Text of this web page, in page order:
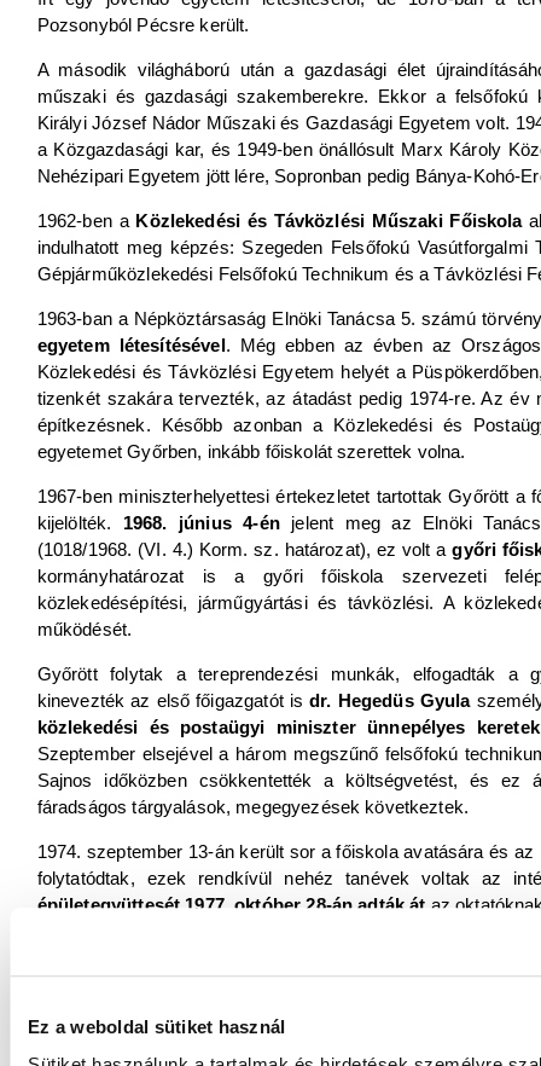
Ez a weboldal sütiket használ
Pozsonyból Pécsre került.
A második világháború után a gazdasági élet
műszaki és gazdasági szakemberekre. Ekkor a
Királyi József Nádor Műszaki és Gazdasági Egyetem volt.
a Közgazdasági kar, és 1949-ben önállósult Marx Károly
Nehézipari Egyetem jött lére, Sopronban pedig Bánya-Kohó-
1962-ben a Közlekedési és Távközlési Műszaki Főiskola
indulhatott meg képzés: Szegeden Felsőfokú
Gépjárműközlekedési Felsőfokú Technikum és a Távközlési
1963-ban a Népköztársaság Elnöki Tanácsa 5. számú
egyetem létesítésével. Még ebben az évben az
Közlekedési és Távközlési Egyetem helyét a
tizenkét szakára tervezték, az átadást pedig 1974-re. Az
építkezésnek. Később azonban a Közlekedési és
egyetemet Győrben, inkább főiskolát szerettek volna.
1967-ben miniszterhelyettesi értekezletet tartottak Győrött
kijelölték. 1968. június 4-énjelent meg az Elnöki
(1018/1968. (VI. 4.) Korm. sz. határozat), ez volt agyőri
kormányhatározat is a győri főiskola szervezeti
közlekedésépítési, járműgyártási és távközlési. A
működését.
Győrött folytak a tereprendezési munkák, elfogadták a
kinevezték az első főigazgatót isdr. Hegedüs Gyula
közlekedési és postaügyi miniszter ünnepélyes
Szeptember elsejével a három megszűnő felsőfokú
Sajnos időközben csökkentették a költségvetést, és ez
fáradságos tárgyalások, megegyezések következtek.
1974. szeptember 13-án került sor a főiskola avatására és
folytatódtak, ezek rendkívül nehéz tanévek voltak az
épületegyüttesét 1977. október 28-án adták át az
tervező, szervező, fizikai és szellemi szakember